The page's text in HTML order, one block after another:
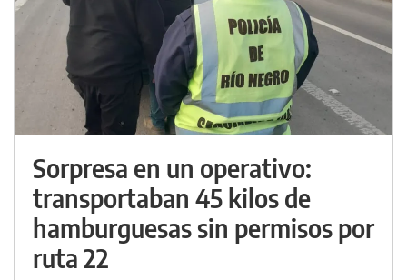
Sorpresa en un operativo:
transportaban 45 kilos de
hamburguesas sin permisos por
ruta 22